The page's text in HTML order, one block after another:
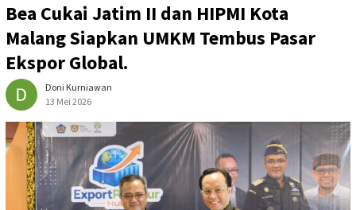
Bea Cukai Jatim II dan HIPMI Kota
Malang Siapkan UMKM Tembus Pasar
Ekspor Global.
Doni Kurniawan
13 Mei 2026